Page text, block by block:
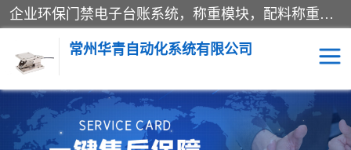
企业环保门禁电子台账系统，称重模块，配料称重系统,称重模块厂家,地磅称重系统,检重秤厂家 常州华青自动化主营：称重模块、无人值守称重系统、配料称重系统、地磅称重系统、检重秤、托利多称重模块等产品。各种称重软件，移动源环保门禁电子台账系统软件。 常州华青自动化系统有限公司7*24的电话支持服务、项目现场开发服务、新功能定制研发服务，产品培训、远程维护，现场安装调试工程等。
常州华青自动化系统有限公司
称重模块 称重仪表